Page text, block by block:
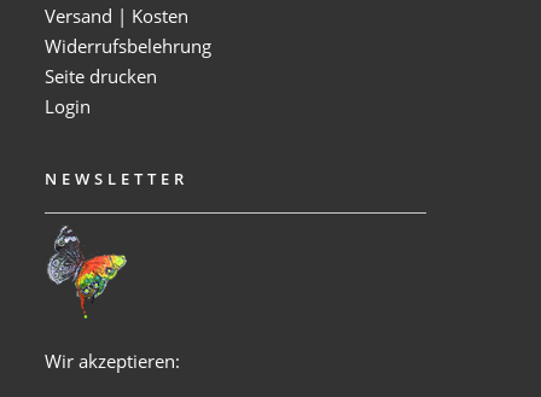
Versand | Kosten
Widerrufsbelehrung
Seite drucken
Login
NEWSLETTER
Wir akzeptieren: